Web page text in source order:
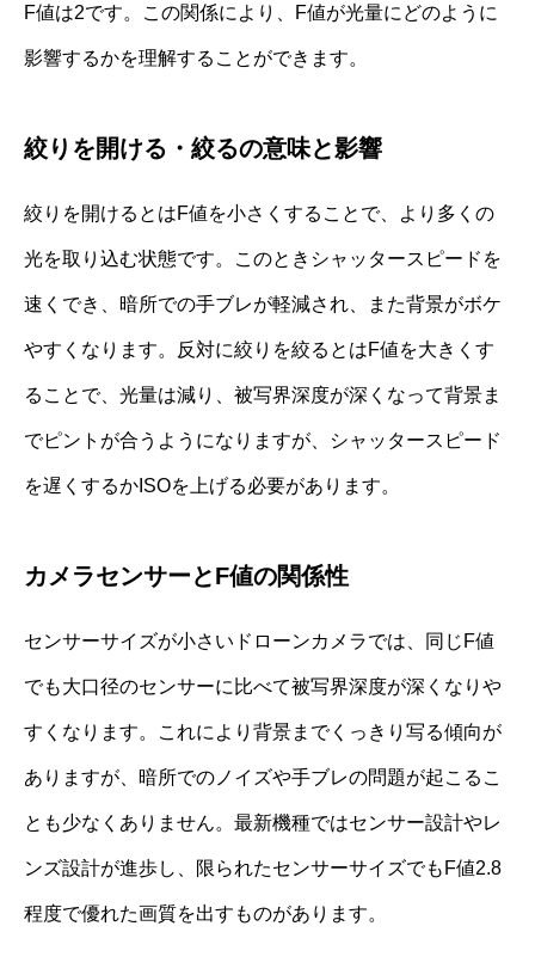
F値は2です。この関係により、F値が光量にどのように
影響するかを理解することができます。
絞りを開ける・絞るの意味と影響
絞りを開けるとはF値を小さくすることで、より多くの
光を取り込む状態です。このときシャッタースピードを
速くでき、暗所での手ブレが軽減され、また背景がボケ
やすくなります。反対に絞りを絞るとはF値を大きくす
ることで、光量は減り、被写界深度が深くなって背景ま
でピントが合うようになりますが、シャッタースピード
を遅くするかISOを上げる必要があります。
カメラセンサーとF値の関係性
センサーサイズが小さいドローンカメラでは、同じF値
でも大口径のセンサーに比べて被写界深度が深くなりや
すくなります。これにより背景までくっきり写る傾向が
ありますが、暗所でのノイズや手ブレの問題が起こるこ
とも少なくありません。最新機種ではセンサー設計やレ
ンズ設計が進歩し、限られたセンサーサイズでもF値2.8
程度で優れた画質を出すものがあります。